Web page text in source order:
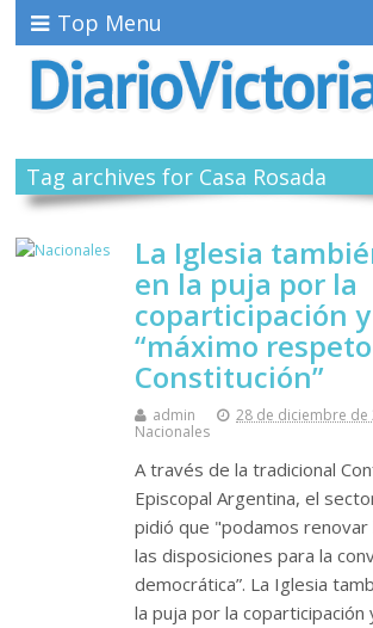
Top Menu
Tag archives for Casa Rosada
La Iglesia
en la puja por la
coparticipación
“máximo
Constitución”
admin
28 de diciembre de
Nacionales
A través de la tradicional
Episcopal Argentina, el
pidió que "podamos
las disposiciones para la
democrática”. La Iglesia
la puja por la coparticipación